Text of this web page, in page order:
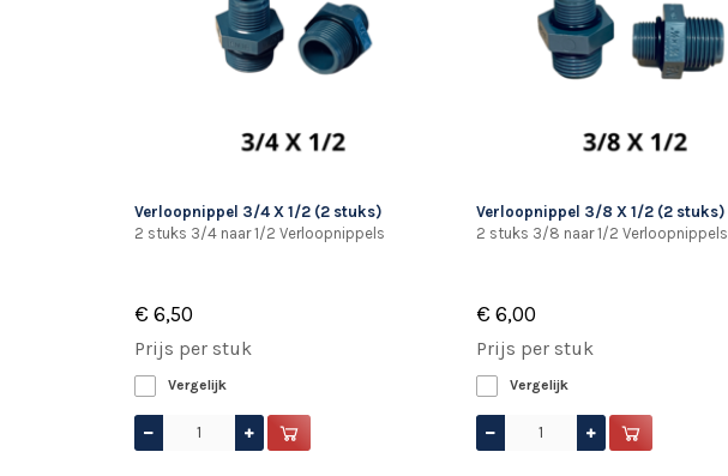
Verloopnippel 3/4 X 1/2 (2 stuks)
2 stuks 3/4 naar 1/2 Verloopnippels
€ 6,50
Prijs per stuk
Vergelijk
Verloopnippel 3/8 X 1/2 (2 stuks)
2 stuks 3/8 naar 1/2 Verloopnippels
€ 6,00
Prijs per stuk
Vergelijk